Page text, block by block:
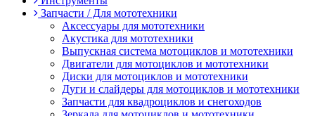
Запчасти / Для мототехники
Аксессуары для мототехники
Акустика для мототехники
Выпускная система мотоциклов и мототехники
Двигатели для мотоциклов и мототехники
Диски для мотоциклов и мототехники
Дуги и слайдеры для мотоциклов и мототехники
Запчасти для квадроциклов и снегоходов